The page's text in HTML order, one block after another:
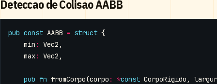
Deteccao de Colisao AABB
pub const AABB = struct {
min : Vec2 ,
max: Vec2 ,
pub fn fromCorpo(corpo : *const CorpoRigido ,